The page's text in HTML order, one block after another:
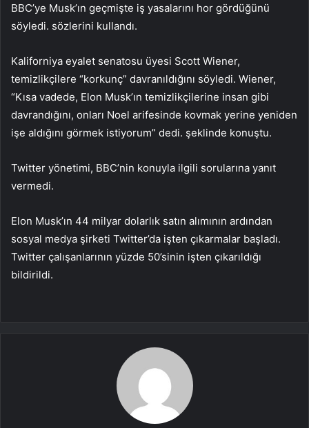
BBC’ye Musk’ın geçmişte iş yasalarını hor gördüğünü
söyledi. sözlerini kullandı.
Kaliforniya eyalet senatosu üyesi Scott Wiener,
temizlikçilere “korkunç” davranıldığını söyledi. Wiener,
“Kısa vadede, Elon Musk’ın temizlikçilerine insan gibi
davrandığını, onları Noel arifesinde kovmak yerine yeniden
işe aldığını görmek istiyorum” dedi. şeklinde konuştu.
Twitter yönetimi, BBC’nin konuyla ilgili sorularına yanıt
vermedi.
Elon Musk’ın 44 milyar dolarlık satın alımının ardından
sosyal medya şirketi Twitter’da işten çıkarmalar başladı.
Twitter çalışanlarının yüzde 50’sinin işten çıkarıldığı
bildirildi.